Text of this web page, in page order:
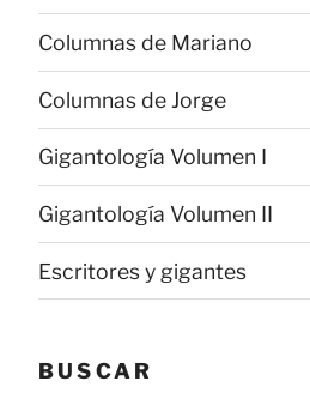
Columnas de Mariano
Columnas de Jorge
Gigantología Volumen I
Gigantología Volumen II
Escritores y gigantes
BUSCAR